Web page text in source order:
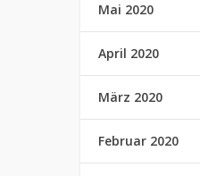
Mai 2020
April 2020
März 2020
Februar 2020